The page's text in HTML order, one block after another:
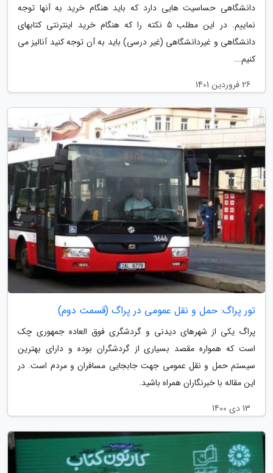
دانشگاهی حساسیت هایی دارد که باید هنگام خرید به آنها توجه
نماییم. در این مطلب 5 نکته را که هنگام خرید اینترنتی کتابهای
دانشگاهی و غیردانشگاهی (غیر درسی) باید به آن توجه کنید آنالیز می
کنیم...
26 فروردین 1401
تور پراگ: حمل و نقل عمومی در پراگ (قسمت دوم)
پراگ یکی از شهرهای دیدنی و گردشگری فوق العاده جمهوری چک
است که همواره مقصد بسیاری از گردشگران بوده و دارای بهترین
سیستم حمل و نقل عمومی جهت جابجایی مسافران و مردم است. در
این مقاله با خبرنگاران همراه باشید.
13 دی 1400